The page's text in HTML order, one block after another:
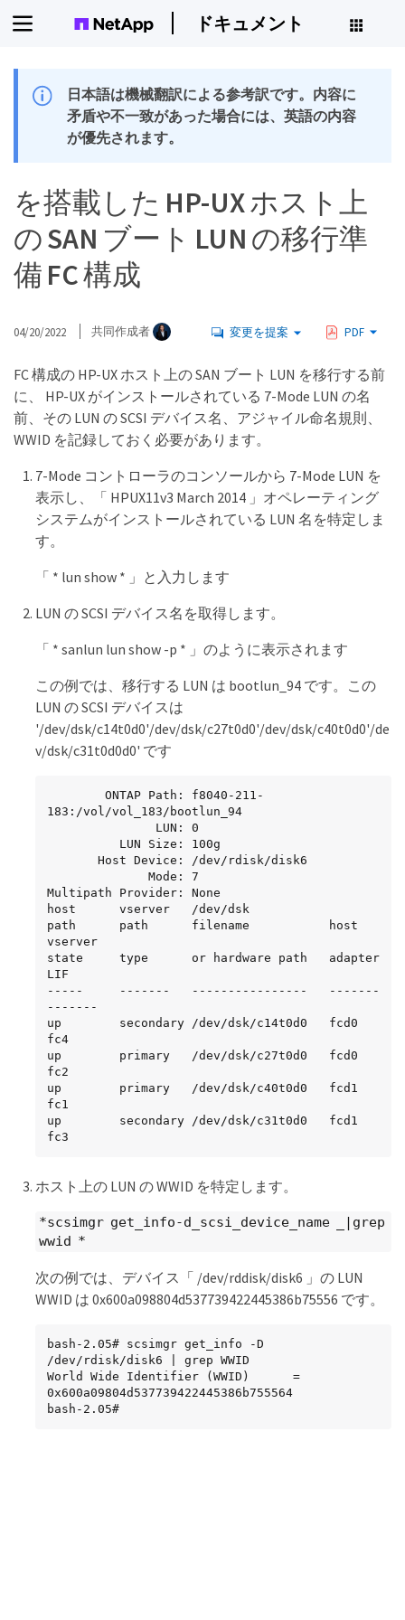
ドキュメント
日本語は機械翻訳による参考訳です。内容に
矛盾や不一致があった場合には、英語の内容
が優先されます。
を搭載した HP-UX ホスト上
の SAN ブート LUN の移行準
備 FC 構成
04/20/2022 共同作成者 変更を提案 PDF
FC 構成の HP-UX ホスト上の SAN ブート LUN を移行する前
に、 HP-UX がインストールされている 7-Mode LUN の名
前、その LUN の SCSI デバイス名、アジャイル命名規則、
WWID を記録しておく必要があります。
7-Mode コントローラのコンソールから 7-Mode LUN を
表示し、「 HPUX11v3 March 2014 」オペレーティング
システムがインストールされている LUN 名を特定しま
す。
「 * lun show * 」と入力します
LUN の SCSI デバイス名を取得します。
「 * sanlun lun show -p * 」のように表示されます
この例では、移行する LUN は bootlun_94 です。この
LUN の SCSI デバイスは
'/dev/dsk/c14t0d0'/dev/dsk/c27t0d0'/dev/dsk/c40t0d0'/de
v/dsk/c31t0d0d0' です
183:/vol/vol_183/bootlun_94
Multipath Provider: None
host      vserver   /dev/dsk
path      path      filename           host
vserver
state     type      or hardware path   adapter
LIF
-----     -------   ----------------   -------
-------
up        secondary /dev/dsk/c14t0d0   fcd0
fc4
up        primary   /dev/dsk/c27t0d0   fcd0
fc2
up        primary   /dev/dsk/c40t0d0   fcd1
fc1
up        secondary /dev/dsk/c31t0d0   fcd1
fc3
ホスト上の LUN の WWID を特定します。
*scsimgr get_info-d_scsi_device_name _|grep
wwid *
次の例では、デバイス「 /dev/rddisk/disk6 」の LUN
WWID は 0x600a098804d537739422445386b75556 です。
bash-2.05# scsimgr get_info -D
/dev/rdisk/disk6 | grep WWID
World Wide Identifier (WWID)      =
0x600a09804d537739422445386b755564
bash-2.05#